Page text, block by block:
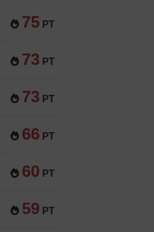
75 PT
73 PT
73 PT
66 PT
60 PT
59 PT